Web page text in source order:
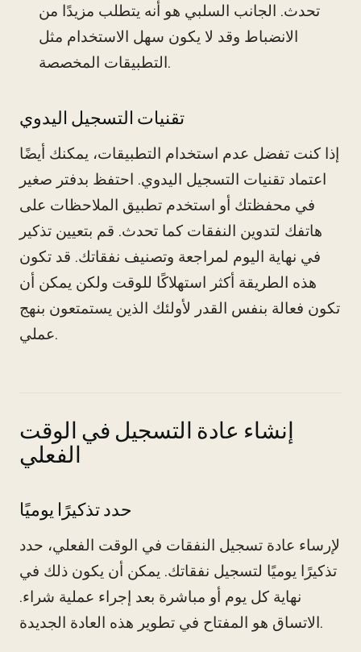
تحدث. الجانب السلبي هو أنه يتطلب مزيدًا من
الانضباط وقد لا يكون سهل الاستخدام مثل
التطبيقات المخصصة.
تقنيات التسجيل اليدوي
إذا كنت تفضل عدم استخدام التطبيقات، يمكنك أيضًا
اعتماد تقنيات التسجيل اليدوي. احتفظ بدفتر صغير
في محفظتك أو استخدم تطبيق الملاحظات على
هاتفك لتدوين النفقات كما تحدث. قم بتعيين تذكير
في نهاية اليوم لمراجعة وتصنيف نفقاتك. قد تكون
هذه الطريقة أكثر استهلاكًا للوقت ولكن يمكن أن
تكون فعالة بنفس القدر لأولئك الذين يستمتعون بنهج
عملي.
إنشاء عادة التسجيل في الوقت
الفعلي
حدد تذكيرًا يوميًا
لإرساء عادة تسجيل النفقات في الوقت الفعلي، حدد
تذكيرًا يوميًا لتسجيل نفقاتك. يمكن أن يكون ذلك في
نهاية كل يوم أو مباشرة بعد إجراء عملية شراء.
الاتساق هو المفتاح في تطوير هذه العادة الجديدة.